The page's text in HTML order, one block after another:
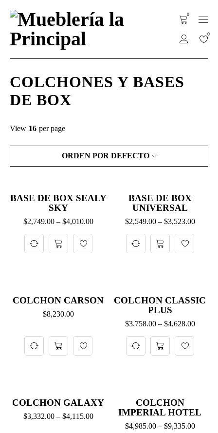
0
0
COLCHONES Y BASES
DE BOX
ORDEN POR DEFECTO
View 16 per page
BASE DE BOX SEALY
SKY
$2,749.00 – $4,010.00
BASE DE BOX
UNIVERSAL
$2,549.00 – $3,523.00
COLCHON CARSON
$8,230.00
COLCHON CLASSIC
PLUS
$3,758.00 – $4,628.00
COLCHON GALAXY
$3,332.00 – $4,115.00
COLCHON
IMPERIAL HOTEL
$4,985.00 – $9,335.00